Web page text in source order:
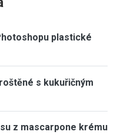
plastické
s kukuřičným
z mascarpone krému